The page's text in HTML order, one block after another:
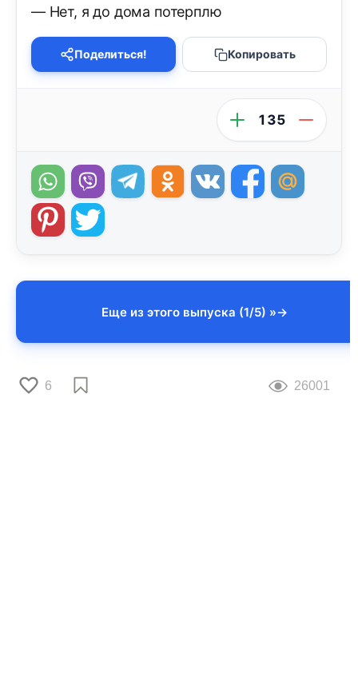
— Нет, я до дома потерплю
Поделиться! Копировать
135
Еще из этого выпуска (1/5) »
6 26001